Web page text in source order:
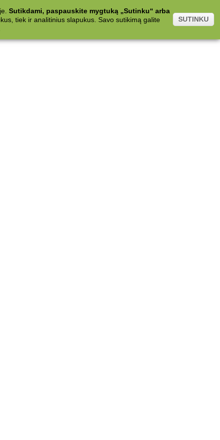
Sutikdami, paspauskite mygtuką „Sutinku“ arba
tiek ir analitinius slapukus. Savo sutikimą galite
SUTINKU